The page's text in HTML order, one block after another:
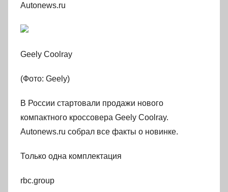
Autonews.ru
Geely Coolray
(Фото: Geely)
В России стартовали продажи нового
компактного кроссовера Geely Coolray.
Autonews.ru собрал все факты о новинке.
Только одна комплектация
rbc.group